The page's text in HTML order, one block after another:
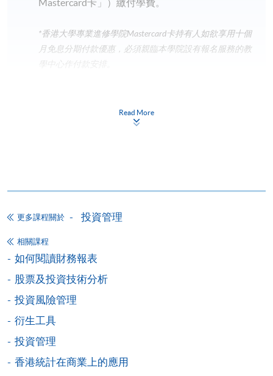
Mastercard卡」）繳付學費。
*香港大學專業進修學院Mastercard卡持有人如欲享用十個
月免息分期付款優惠，必須親臨本學院設有報名服務的教
報讀同一學歷頒授課程內其他單元
個別課程為須報讀同一學歷頒授課程及其他單元或繳
交下期學費的學員，提供網上服務，如學員就讀的課
程設有此服務，課程負責人會通知學員有關程序。
網上支付可通過「繳費靈」(PPS) (不適用於手機)、
Pay) 、「支付寶」(Online Alipay) 或 「轉數快」(FPS)
繳付學費。
Read More
更多課程關於 投資管理
相關課程
如何閱讀財務報表
股票及投資技術分析
投資風險管理
衍生工具
投資管理
香港統計在商業上的應用